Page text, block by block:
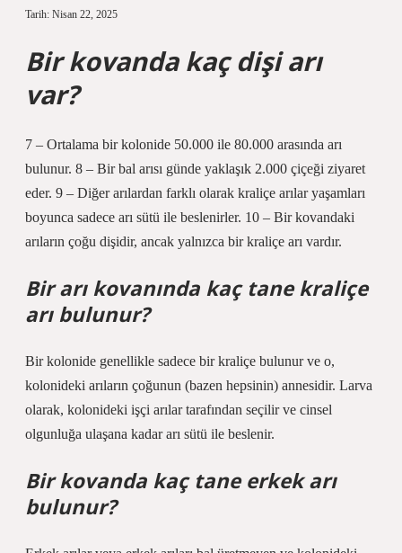
Tarih: Nisan 22, 2025
Bir kovanda kaç dişi arı
var?
7 – Ortalama bir kolonide 50.000 ile 80.000 arasında arı
bulunur. 8 – Bir bal arısı günde yaklaşık 2.000 çiçeği ziyaret
eder. 9 – Diğer arılardan farklı olarak kraliçe arılar yaşamları
boyunca sadece arı sütü ile beslenirler. 10 – Bir kovandaki
arıların çoğu dişidir, ancak yalnızca bir kraliçe arı vardır.
Bir arı kovanında kaç tane kraliçe
arı bulunur?
Bir kolonide genellikle sadece bir kraliçe bulunur ve o,
kolonideki arıların çoğunun (bazen hepsinin) annesidir. Larva
olarak, kolonideki işçi arılar tarafından seçilir ve cinsel
olgunluğa ulaşana kadar arı sütü ile beslenir.
Bir kovanda kaç tane erkek arı
bulunur?